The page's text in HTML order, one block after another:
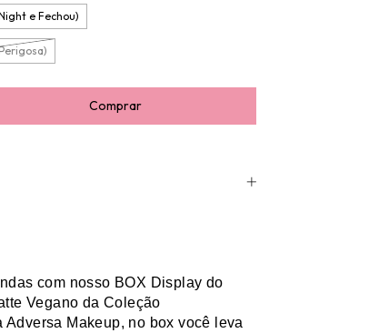
e Fechou)
com nosso BOX Display do
Vegano da Coleção
Adversa Makeup, no box você leva